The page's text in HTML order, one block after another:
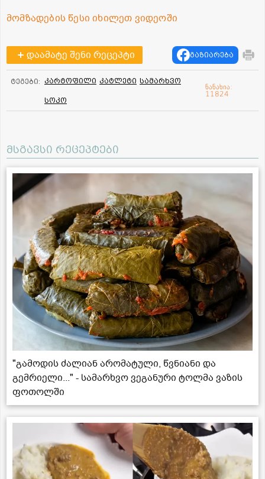
მომზადების წესი იხილეთ ვიდეოში
დაამატე შენი რეცეპტი გაზიარება
ტეგები: კარტოფილი კატლეტი სამარხვო
სოკო
ნანახია:
11824
მსგავსი რეცეპტები
"გამოდის ძალიან არომატული, წვნიანი და
გემრიელი..." - სამარხვო ვეგანური ტოლმა ვაზის
ფოთოლში